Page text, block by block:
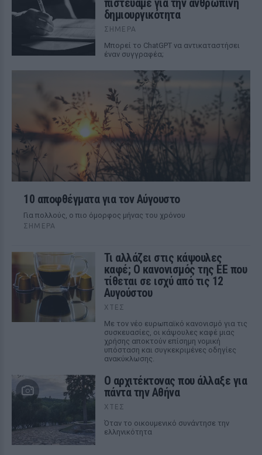
πιστεύαμε για την ανθρώπινη
δημιουργικότητα
ΣΉΜΕΡΑ
Mπορεί το ChatGPT να αντικαταστήσει
έναν συγγραφέα;
10 αποφθέγματα για τον Αύγουστο
Για πολλούς, ο πιο όμορφος μήνας του χρόνου
ΣΉΜΕΡΑ
Τι αλλάζει στις κάψουλες
καφέ; Ο κανονισμός της ΕΕ που
τίθεται σε ισχύ από τις 12
Αυγούστου
ΧΤΕΣ
Με τον νέο ευρωπαϊκό κανονισμό για τις
συσκευασίες, οι κάψουλες καφέ μιας
χρήσης αποκτούν επίσημη νομική
υπόσταση και συγκεκριμένες οδηγίες
ανακύκλωσης.
Ο αρχιτέκτονας που άλλαξε για
πάντα την Αθήνα
ΧΤΕΣ
Όταν το οικουμενικό συνάντησε την
ελληνικότητα